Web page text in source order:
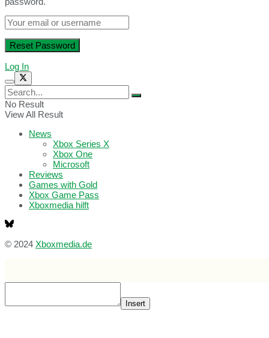
Log In
No Result
View All Result
News
Xbox Series X
Xbox One
Microsoft
Reviews
Games with Gold
Xbox Game Pass
Xboxmedia hilft
© 2024 Xboxmedia.de
Insert